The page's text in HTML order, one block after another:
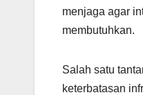
menjaga agar
membutuhkan.
Salah satu
keterbatasan